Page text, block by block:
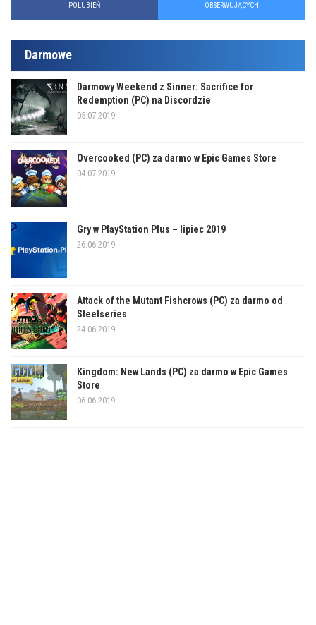
POLUBIEŃ OBSERWUJĄCYCH
Darmowe
Darmowy Weekend z Sinner: Sacrifice for
Redemption (PC) na Discordzie
05.07.2019
Overcooked (PC) za darmo w Epic Games Store
04.07.2019
Gry w PlayStation Plus – lipiec 2019
26.06.2019
Attack of the Mutant Fishcrows (PC) za darmo od
Steelseries
24.06.2019
Kingdom: New Lands (PC) za darmo w Epic Games
Store
06.06.2019